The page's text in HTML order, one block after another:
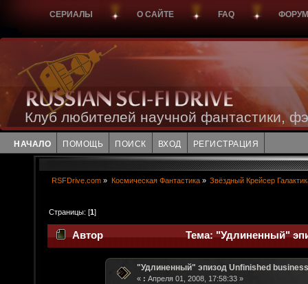
СЕРИАЛЫ О САЙТЕ FAQ ФОРУМ
Клуб любителей научной фантастики,
НАЧАЛО ПОМОЩЬ ПОИСК ВХОД РЕГИСТРАЦИЯ
RSFDrive.com » Космическая Фантастика» Звёздный Крейсер
Страницы: [1]
Автор Тема: "Удлиненный"
"Удлиненный" эпизод Unfinished
« : Апреля 01, 2008, 17:58:33 »